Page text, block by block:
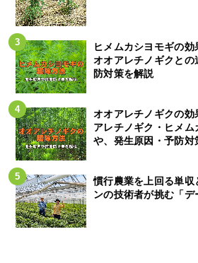
ヒメムカシヨモギの効
オオアレチノギクと
防対策を解説
オオアレチノギクの効
アレチノギク・ヒメ
や、発生原因・予防対
慣行農業を上回る単収
ンの技術者が挑む「デ